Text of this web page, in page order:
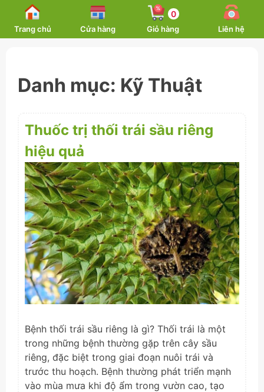
content
Trang chủ Cửa hàng
0
Giỏ hàng Liên hệ
Danh mục: Kỹ Thuật
Thuốc trị thối trái sầu riêng
hiệu quả
Bệnh thối trái sầu riêng là gì? Thối trái là một
trong những bệnh thường gặp trên cây sầu
riêng, đặc biệt trong giai đoạn nuôi trái và
trước thu hoạch. Bệnh thường phát triển mạnh
vào mùa mưa khi độ ẩm trong vườn cao, tạo